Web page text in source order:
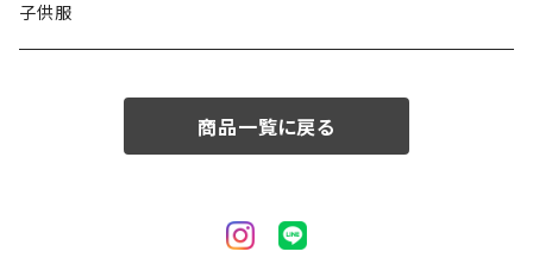
50/XL～
48/L
子供服
商品一覧に戻る